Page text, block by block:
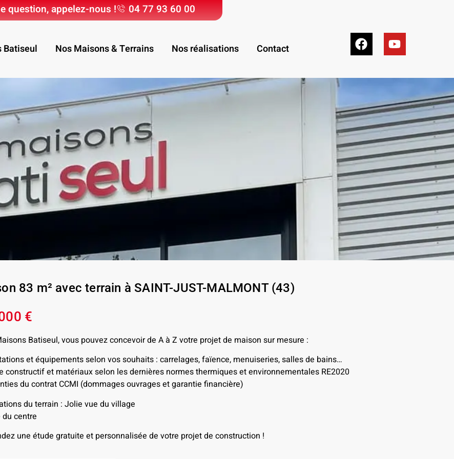
question, appelez-nous ! 04 77 93 60 00
Batiseul Nos Maisons & Terrains Nos réalisations Contact
83 m² avec terrain à SAINT-JUST-MALMONT (43)
€
Batiseul, vous pouvez concevoir de A à Z votre projet de maison sur mesure :
et équipements selon vos souhaits : carrelages, faïence, menuiseries, salles de bains…
constructif et matériaux selon les dernières normes thermiques et environnementales RE2020
du contrat CCMI (dommages ouvrages et garantie financière)
du terrain : Jolie vue du village
du centre
une étude gratuite et personnalisée de votre projet de construction !